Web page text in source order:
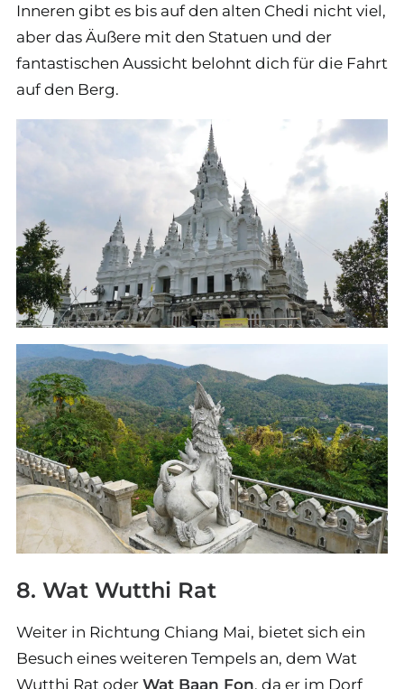
Inneren gibt es bis auf den alten Chedi nicht viel,
aber das Äußere mit den Statuen und der
fantastischen Aussicht belohnt dich für die Fahrt
auf den Berg.
8. Wat Wutthi Rat
Weiter in Richtung Chiang Mai, bietet sich ein
Besuch eines weiteren Tempels an, dem Wat
Wutthi Rat oder Wat Baan Fon, da er im Dorf